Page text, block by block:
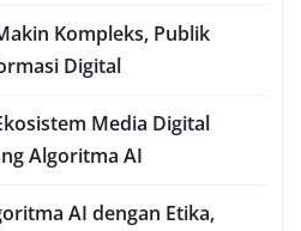
Kompleks, Publik
Digital
Media Digital
Algoritma AI
AI dengan Etika,